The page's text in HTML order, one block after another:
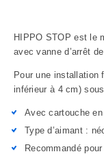
HIPPO STOP est le
avec vanne d’arrêt
Pour une installation
inférieur à 4 cm)
Avec cartouche
Type d’aimant :
Recommandé